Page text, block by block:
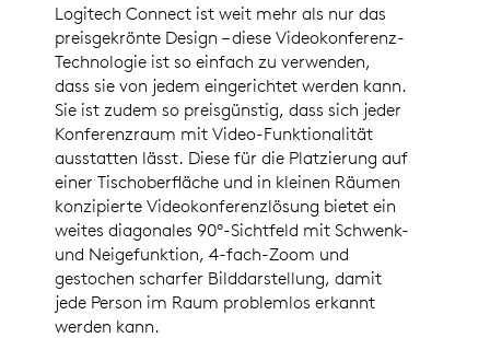
Logitech Connect ist weit mehr als nur das
preisgekrönte Design – diese Videokonferenz-
Technologie ist so einfach zu verwenden,
dass sie von jedem eingerichtet werden kann.
Sie ist zudem so preisgünstig, dass sich jeder
Konferenzraum mit Video-Funktionalität
ausstatten lässt. Diese für die Platzierung auf
einer Tischoberfläche und in kleinen Räumen
konzipierte Videokonferenzlösung bietet ein
weites diagonales 90°-Sichtfeld mit Schwenk-
und Neigefunktion, 4-fach-Zoom und
gestochen scharfer Bilddarstellung, damit
jede Person im Raum problemlos erkannt
werden kann.